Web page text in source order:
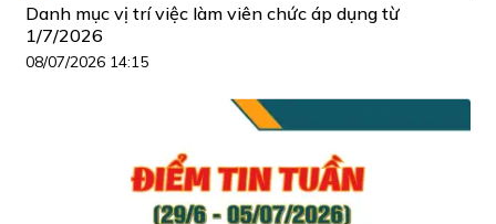
Danh mục vị trí việc làm viên chức áp dụng từ
1/7/2026
08/07/2026 14:15